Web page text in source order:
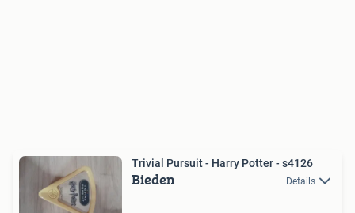
Trivial Pursuit - Harry Potter - s4126
Bieden Details